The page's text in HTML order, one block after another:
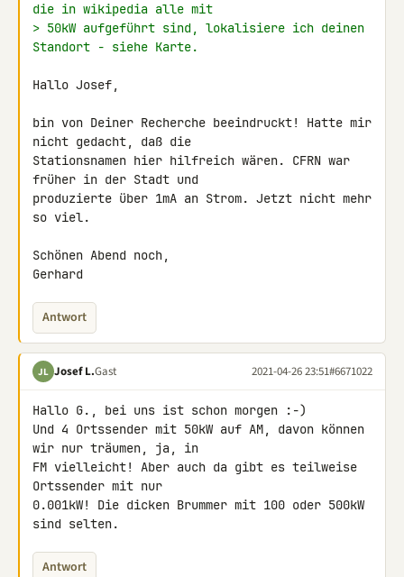
die in wikipedia alle mit
> 50kW aufgeführt sind, lokalisiere ich deinen
Standort - siehe Karte.
Hallo Josef,
bin von Deiner Recherche beeindruckt! Hatte mir
nicht gedacht, daß die
Stationsnamen hier hilfreich wären. CFRN war
früher in der Stadt und
produzierte über 1mA an Strom. Jetzt nicht mehr
so viel.
Schönen Abend noch,
Gerhard
Antwort
JL Josef L.Gast 2021-04-26 23:51#6671022
Hallo G., bei uns ist schon morgen :-)
Und 4 Ortssender mit 50kW auf AM, davon können
wir nur träumen, ja, in
FM vielleicht! Aber auch da gibt es teilweise
Ortssender mit nur
0.001kW! Die dicken Brummer mit 100 oder 500kW
sind selten.
Antwort